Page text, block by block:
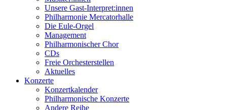
Unsere Gast-Interpret:innen
Philharmonie Mercatorhalle
Die Eule-Orgel
Management
Philharmonischer Chor
CDs
Freie Orchesterstellen
Aktuelles
Konzerte
Konzertkalender
Philharmonische Konzerte
Andere Reihe